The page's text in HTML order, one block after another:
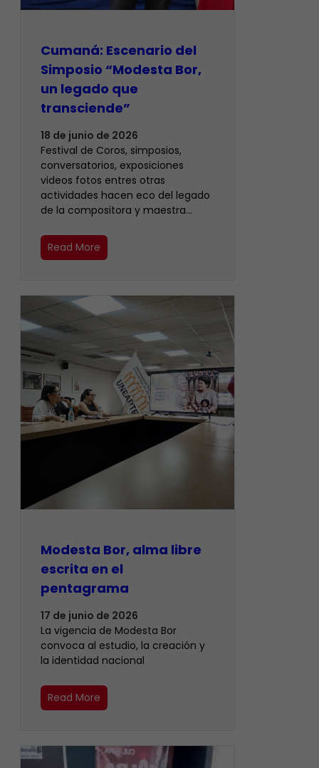
Cumaná: Escenario del
Simposio “Modesta Bor,
un legado que
transciende”
18 de junio de 2026
Festival de Coros, simposios,
conversatorios, exposiciones
videos fotos entres otras
actividades hacen eco del legado
de la compositora y maestra…
Read More
Modesta Bor, alma libre
escrita en el
pentagrama
17 de junio de 2026
La vigencia de Modesta Bor
convoca al estudio, la creación y
la identidad nacional
Read More